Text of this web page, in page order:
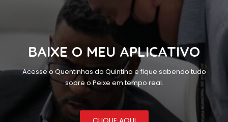
BAIXE O MEU APLICATIVO
Acesse o Quentinhas do Quintino e fique sabendo tudo
sobre o Peixe em tempo real.